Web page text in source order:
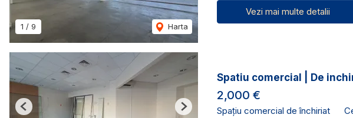
1 / 9 Harta
Vezi mai multe detalii
Previous Next
Spatiu comercial | De
2,000 €
Spațiu comercial de închiriat